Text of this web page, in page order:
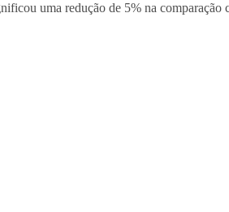
uma redução de 5% na comparação